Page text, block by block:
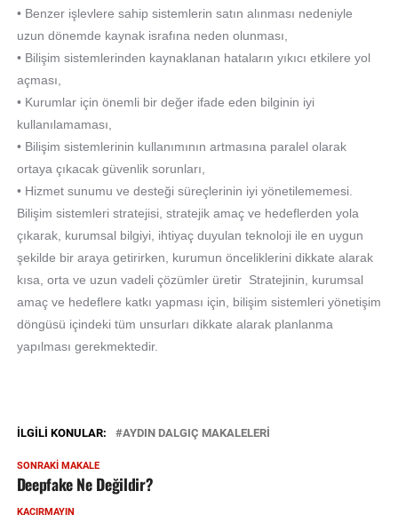
• Benzer işlevlere sahip sistemlerin satın alınması nedeniyle
uzun dönemde kaynak israfına neden olunması,
• Bilişim sistemlerinden kaynaklanan hataların yıkıcı etkilere yol
açması,
• Kurumlar için önemli bir değer ifade eden bilginin iyi
kullanılamaması,
• Bilişim sistemlerinin kullanımının artmasına paralel olarak
ortaya çıkacak güvenlik sorunları,
• Hizmet sunumu ve desteği süreçlerinin iyi yönetilememesi.
Bilişim sistemleri stratejisi, stratejik amaç ve hedeflerden yola
çıkarak, kurumsal bilgiyi, ihtiyaç duyulan teknoloji ile en uygun
şekilde bir araya getirirken, kurumun önceliklerini dikkate alarak
kısa, orta ve uzun vadeli çözümler üretir Stratejinin, kurumsal
amaç ve hedeflere katkı yapması için, bilişim sistemleri yönetişim
döngüsü içindeki tüm unsurları dikkate alarak planlanma
yapılması gerekmektedir.
İLGILI KONULAR: AYDIN DALGIÇ MAKALELERİ
SONRAKI MAKALE
Deepfake Ne Değildir?
KAÇIRMAYIN